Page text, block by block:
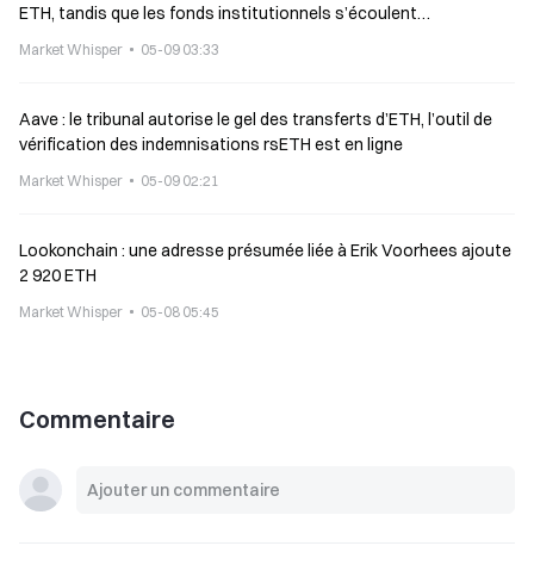
ETH, tandis que les fonds institutionnels s’écoulent
Market Whisper 05-09 03:33
Aave : le tribunal autorise le gel des transferts d’ETH, l’outil de
vérification des indemnisations rsETH est en ligne
Market Whisper 05-09 02:21
Lookonchain : une adresse présumée liée à Erik Voorhees ajoute
2 920 ETH
Market Whisper 05-08 05:45
Commentaire